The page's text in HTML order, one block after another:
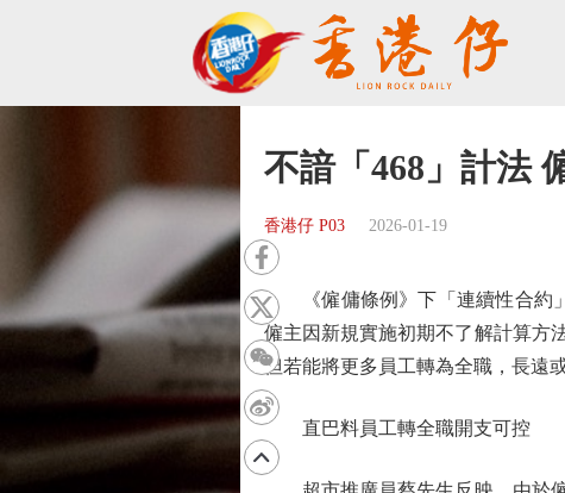
不諳「468」計法
香港仔 P03 2026-01-19
《僱傭條例》下「連續性合約」
僱主因新規實施初期不了解計算方
但若能將更多員工轉為全職，長遠
直巴料員工轉全職開支可控